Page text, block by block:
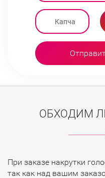
ОБХОДИМ
При заказе накрутки
так как над вашим